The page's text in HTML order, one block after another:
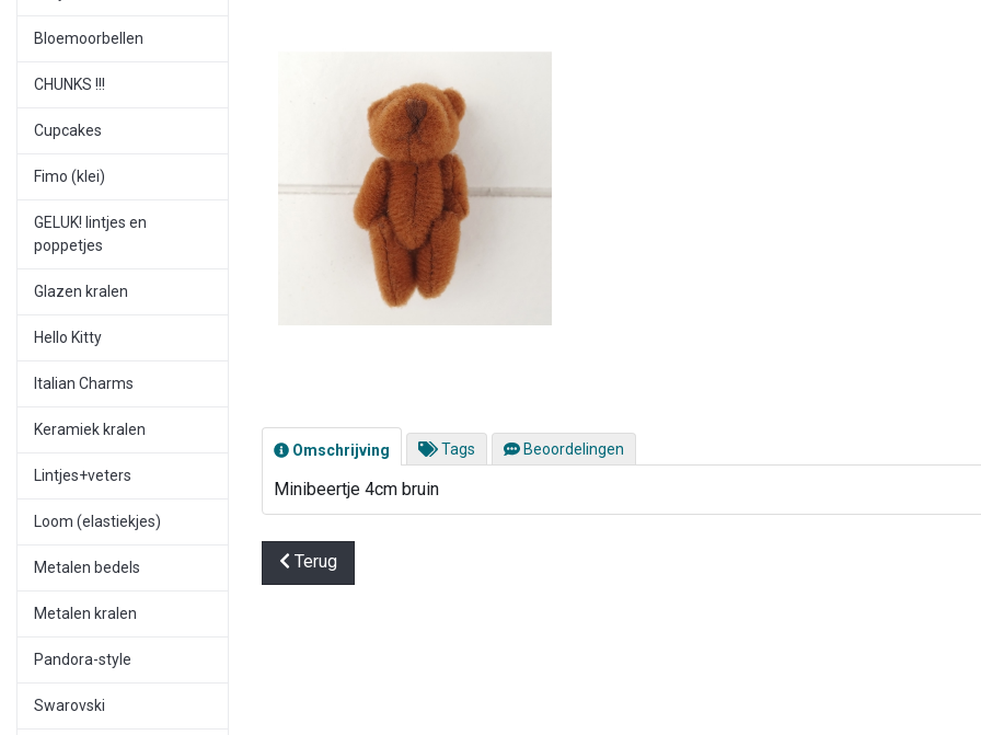
Omschrijving Tags Beoordelingen
Minibeertje 4cm bruin
Terug
Bloemoorbellen
CHUNKS !!!
Cupcakes
Fimo (klei)
GELUK! lintjes en
poppetjes
Glazen kralen
Hello Kitty
Italian Charms
Keramiek kralen
Lintjes+veters
Loom (elastiekjes)
Metalen bedels
Metalen kralen
Pandora-style
Swarovski